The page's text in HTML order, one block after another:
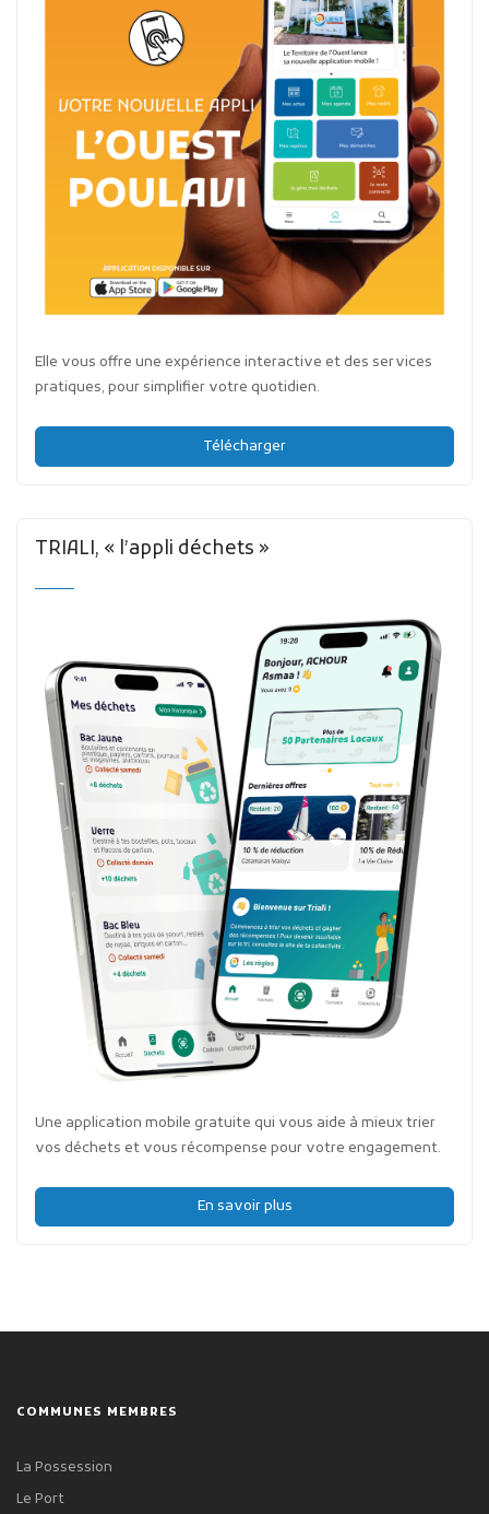
Elle vous offre une expérience interactive et des services
pratiques, pour simplifier votre quotidien.
Télécharger
TRIALI, « l’appli déchets »
Une application mobile gratuite qui vous aide à mieux trier
vos déchets et vous récompense pour votre engagement.
En savoir plus
COMMUNES MEMBRES
La Possession
Le Port